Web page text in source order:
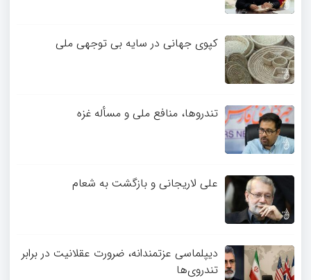
کپوی جهانی در سایه بی توجهی ملی
تندروها، منافع ملی و مسأله غزه
علی لاریجانی و بازگشت به شعام
دیپلماسی عزتمندانه، ضرورت عقلانیت در برابر
تندروی‌ها